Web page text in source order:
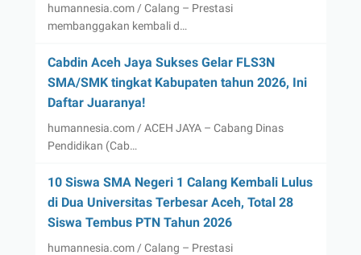
humannesia.com / Calang – Prestasi
membanggakan kembali d…
Cabdin Aceh Jaya Sukses Gelar FLS3N
SMA/SMK tingkat Kabupaten tahun 2026, Ini
Daftar Juaranya!
humannesia.com / ACEH JAYA – Cabang Dinas
Pendidikan (Cab…
10 Siswa SMA Negeri 1 Calang Kembali Lulus
di Dua Universitas Terbesar Aceh, Total 28
Siswa Tembus PTN Tahun 2026
humannesia.com / Calang – Prestasi